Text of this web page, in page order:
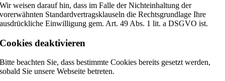
Wir weisen darauf hin, dass im Falle der Nichteinhaltung der
vorerwähnten Standardvertragsklauseln die Rechtsgrundlage Ihre
ausdrückliche Einwilligung gem. Art. 49 Abs. 1 lit. a DSGVO ist.
Cookies deaktivieren
Bitte beachten Sie, dass bestimmte Cookies bereits gesetzt werden,
sobald Sie unsere Webseite betreten.